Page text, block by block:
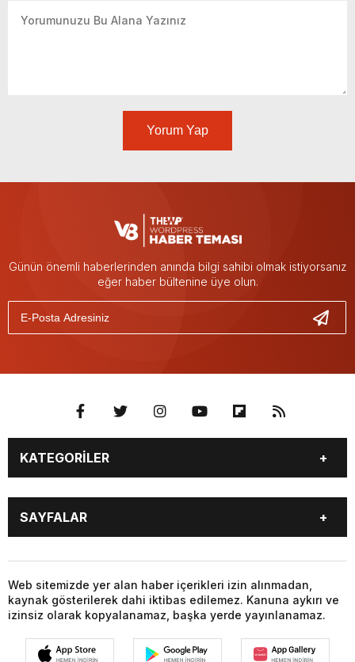
Yorum Yap
Günün önemli haberlerinden anında bilgi sahibi olmak istiyorsanız
eğer haber bültenine üye olun.
KATEGORİLER
BURÇLAR
CANLI BORSA
CANLI SONUÇLAR
COVID-19
FİKSTÜR
FİRMA EKLE
FİRMA REHBERİ
GAZETE OKU
GAZETELER
HABER GÖNDER
HAVA DURUMU
NÖBETÇİ ECZANELER
PARİTELER
SAYFALAR
CANLI SONUÇLAR
CANLI TV
COVID-19
FİKSTÜR
FİRMA EKLE
FİRMA REHBERİ
GAZETE OKU
GAZETELER
Web sitemizde yer alan haber içerikleri izin alınmadan,
kaynak gösterilerek dahi iktibas edilemez. Kanuna aykırı ve
izinsiz olarak kopyalanamaz, başka yerde yayınlanamaz.